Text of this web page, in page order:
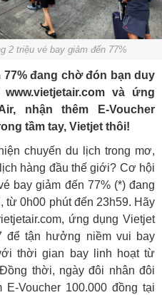
2 triệu vé bay giảm đến 77%
77% đang chờ đón bạn duy
www.vietjetair.com và ứng
nhận thêm E-Voucher
tầm tay, Vietjet thôi!
chuyến du lịch trong mơ,
hàng đầu thế giới? Cơ hội
bay giảm đến 77% (*) đang
từ 0h00 phút đến 23h59. Hãy
, ứng dụng Vietjet
để tận hưởng niềm vui bay
thời gian bay linh hoạt từ
thời, ngày đôi nhân đôi
Voucher 100.000 đồng tại